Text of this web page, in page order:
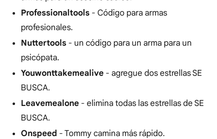
Professionaltools - Código para armas
profesionales.
Nuttertools - un código para un arma para un
psicópata.
Youwonttakemealive - agregue dos estrellas SE
BUSCA.
Leavemealone - ​​elimina todas las estrellas de SE
BUSCA.
Onspeed - Tommy camina más rápido.